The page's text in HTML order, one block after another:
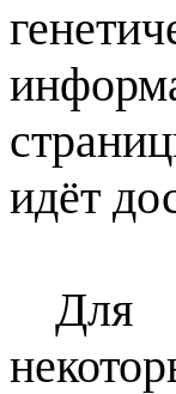
идёт
Для